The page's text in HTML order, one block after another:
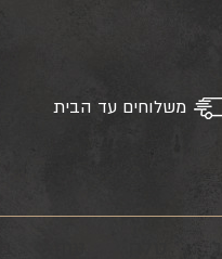
משלוחים עד הבית